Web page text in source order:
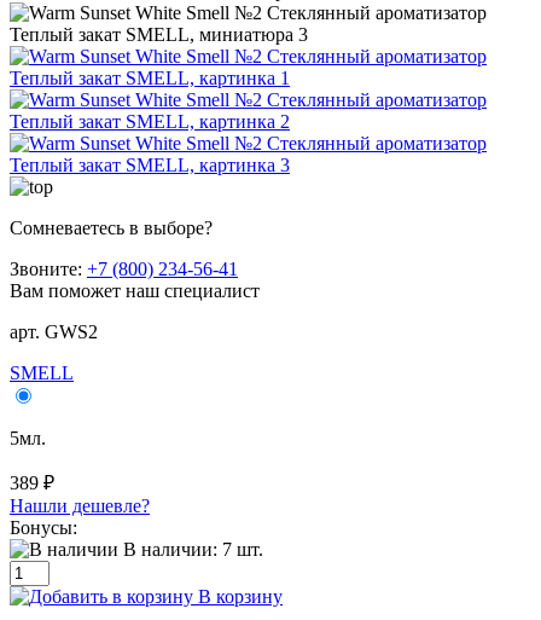
Сомневаетесь в выборе?
Звоните: +7 (800) 234-56-41
Вам поможет наш специалист
арт. GWS2
SMELL
5мл.
389 ₽
Нашли дешевле?
Бонусы:
В наличии: 7 шт.
В корзину